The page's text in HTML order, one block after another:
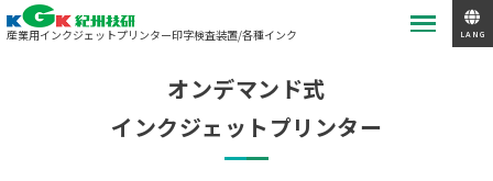
産業用インクジェットプリンター印字検査装置/各種インク LANG
オンデマンド式
インクジェットプリンター